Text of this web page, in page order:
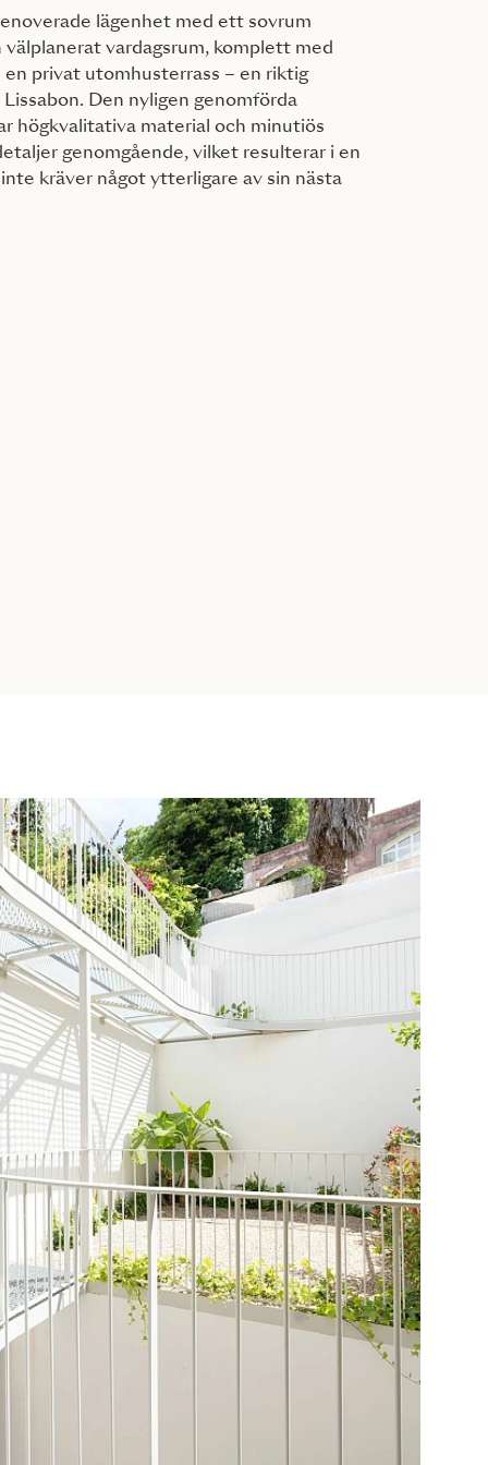
lägenhet med ett sovrum
vardagsrum, komplett med
privat utomhusterrass – en riktig
Den nyligen genomförda
högkvalitativa material och minutiös
genomgående, vilket resulterar i en
kräver något ytterligare av sin nästa